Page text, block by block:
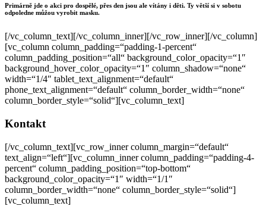
Primárně jde o akci pro dospělé, přes den jsou ale vítány i děti. Ty větší si v sobotu
odpoledne můžou vyrobit masku.
[/vc_column_text][/vc_column_inner][/vc_row_inner][/vc_column]
[vc_column column_padding=“padding-1-percent“
column_padding_position=“all“ background_color_opacity=“1″
background_hover_color_opacity=“1″ column_shadow=“none“
width=“1/4″ tablet_text_alignment=“default“
phone_text_alignment=“default“ column_border_width=“none“
column_border_style=“solid“][vc_column_text]
Kontakt
[/vc_column_text][vc_row_inner column_margin=“default“
text_align=“left“][vc_column_inner column_padding=“padding-4-
percent“ column_padding_position=“top-bottom“
background_color_opacity=“1″ width=“1/1″
column_border_width=“none“ column_border_style=“solid“]
[vc_column_text]